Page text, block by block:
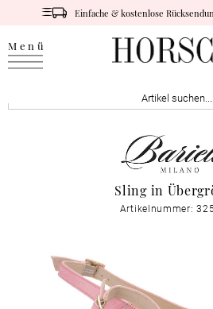
Einfache & kostenlose
Menü
Sling in
Artikelnummer: